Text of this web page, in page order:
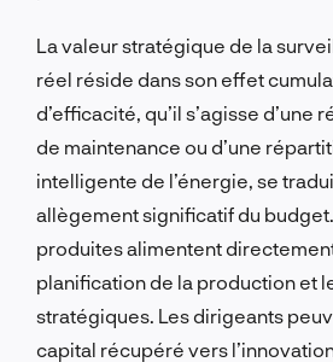
La valeur stratégique de la
réel réside dans son effet
d’efficacité, qu’il s’agisse d’une
de maintenance ou d’une
intelligente de l’énergie, se
allègement significatif du
produites alimentent
planification de la production et
stratégiques. Les dirigeants
capital récupéré vers